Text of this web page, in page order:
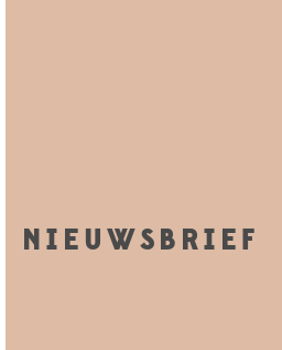
NIEUWSBRIEF